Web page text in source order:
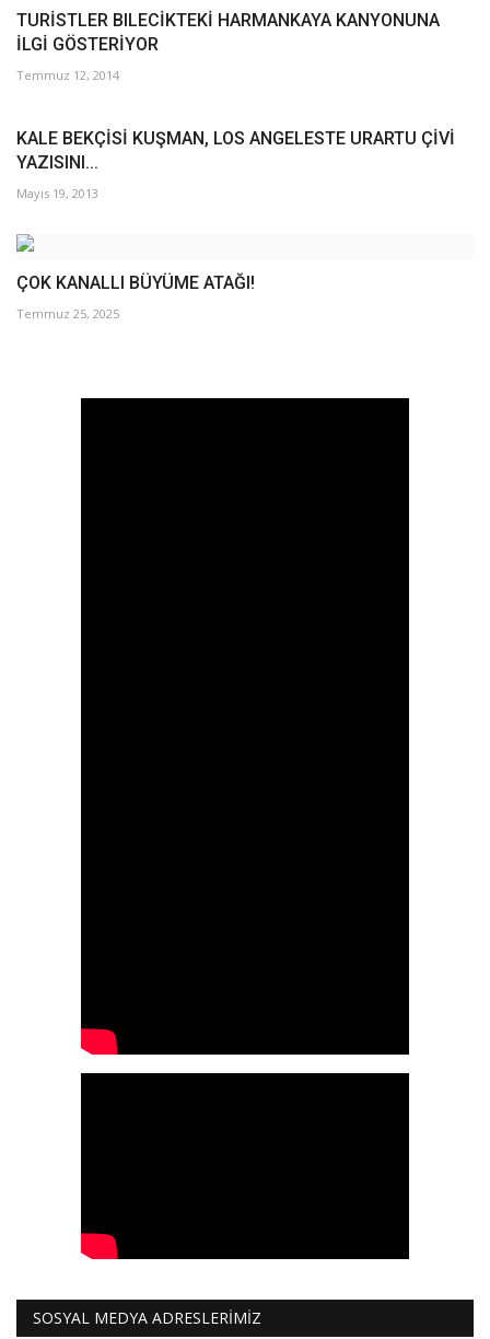
TURİSTLER BILECİKTEKİ HARMANKAYA KANYONUNA
İLGİ GÖSTERİYOR
Temmuz 12, 2014
KALE BEKÇİSİ KUŞMAN, LOS ANGELESTE URARTU ÇİVİ
YAZISINI...
Mayıs 19, 2013
ÇOK KANALLI BÜYÜME ATAĞI!
Temmuz 25, 2025
SOSYAL MEDYA ADRESLERİMİZ